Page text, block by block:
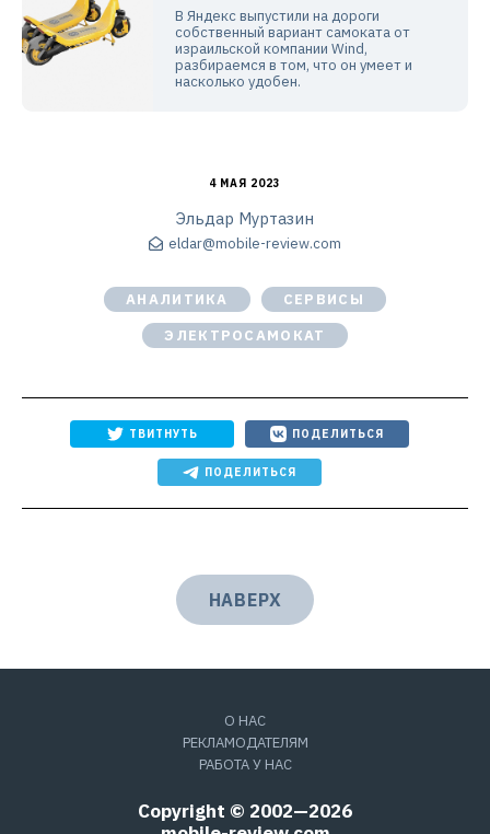
В Яндекс выпустили на дороги
собственный вариант самоката от
израильской компании Wind,
разбираемся в том, что он умеет и
насколько удобен.
4 МАЯ 2023
Эльдар Муртазин
eldar@mobile-review.com
АНАЛИТИКА
СЕРВИСЫ
ЭЛЕКТРОСАМОКАТ
ТВИТНУТЬ ПОДЕЛИТЬСЯ
ПОДЕЛИТЬСЯ
НАВЕРХ
О НАС
РЕКЛАМОДАТЕЛЯМ
РАБОТА У НАС
Copyright © 2002—2026